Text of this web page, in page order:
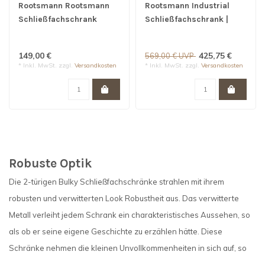
Rootsmann Rootsmann
Schließfachschrank
149,00 €
* Inkl. MwSt. zzgl. Versandkosten
Rootsmann Industrial
Schließfachschrank |
569,00 € UVP 425,75 €
* Inkl. MwSt. zzgl. Versandkosten
Robuste Optik
Die 2-türigen Bulky Schließfachschränke strahlen mit ihrem
robusten und verwitterten Look Robustheit aus. Das verwitterte
Metall verleiht jedem Schrank ein charakteristisches Aussehen, so
als ob er seine eigene Geschichte zu erzählen hätte. Diese
Schränke nehmen die kleinen Unvollkommenheiten in sich auf, so